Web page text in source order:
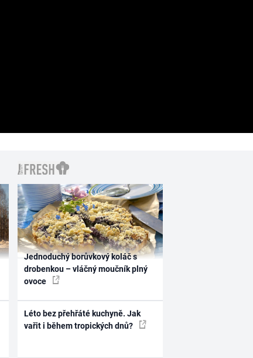
Jednoduchý borůvkový koláč s
drobenkou – vláčný moučník plný
ovoce
Léto bez přehřáté kuchyně. Jak
vařit i během tropických dnů?